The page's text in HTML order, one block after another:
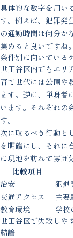
具体的な数字を用い
す。例えば、犯罪発
の通勤時間は何分か
集めると良いですね。
条件別に向いている
世田谷区内でもエリ
育て世代には公園や
ます。逆に、単身者
います。それぞれの
す。
次に取るべき行動と
を明確にし、それに
に現地を訪れて雰囲
比較項目
治安
犯罪
交通アクセス
主
教育環境
学校
世田谷区で失敗しや
結論